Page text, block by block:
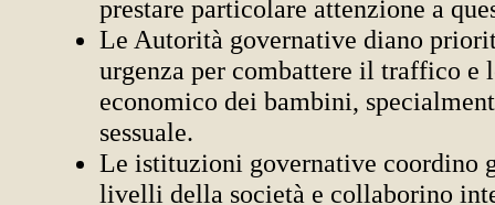
prestare particolare attenzione a
Le Autorità governative diano
urgenza per combattere il traffico e
economico dei bambini,
sessuale.
Le istituzioni governative coordino
livelli della società e collaborino